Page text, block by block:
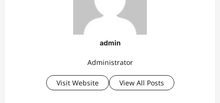
admin
Administrator
Visit Website View All Posts